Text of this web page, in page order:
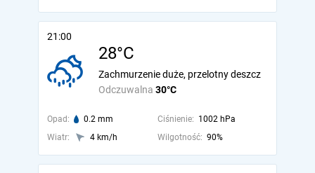
21:00
28°C
Odczuwalna 30°C
Zachmurzenie duże, przelotny deszcz
Opad: 0.2 mm Ciśnienie: 1002 hPa
Wiatr:
4 km/h Wilgotność: 90%